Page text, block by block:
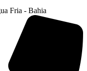
Fria - Bahia